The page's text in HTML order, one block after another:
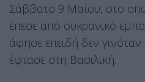
Σάββατο 9 Μαΐου, στο
έπεσε από ουκρανικό
άφησε επειδή δεν
έφτασε στη Βασιλική.